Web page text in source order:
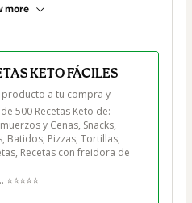
more
KETO FÁCILES
a tu compra y
500 Recetas Keto de:
y Cenas, Snacks,
Batidos, Pizzas, Tortillas,
Recetas con freidora de